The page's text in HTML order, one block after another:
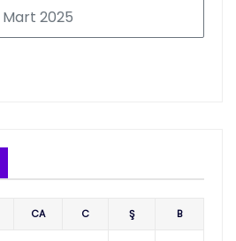
Mart 2025
CA C Ş B